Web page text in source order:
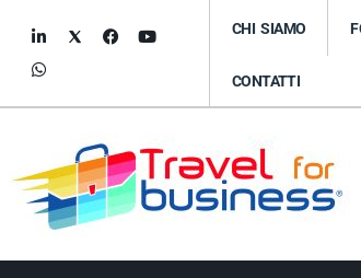
CHI SIAMO
CONTATTI